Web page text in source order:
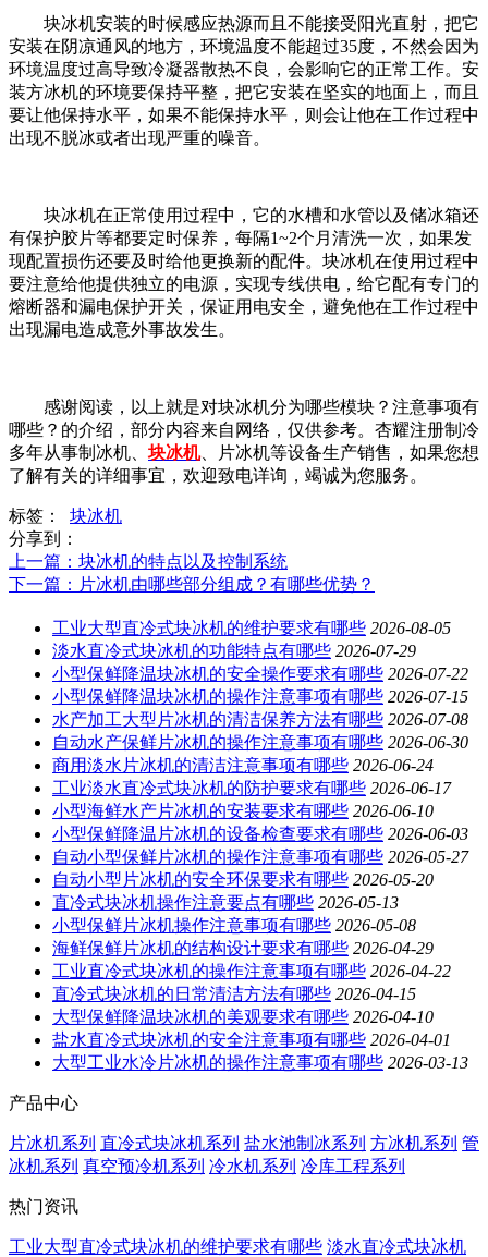
块冰机安装的时候感应热源而且不能接受阳光直射，把它
安装在阴凉通风的地方，环境温度不能超过35度，不然会因为
环境温度过高导致冷凝器散热不良，会影响它的正常工作。安
装方冰机的环境要保持平整，把它安装在坚实的地面上，而且
要让他保持水平，如果不能保持水平，则会让他在工作过程中
出现不脱冰或者出现严重的噪音。
块冰机在正常使用过程中，它的水槽和水管以及储冰箱还
有保护胶片等都要定时保养，每隔1~2个月清洗一次，如果发
现配置损伤还要及时给他更换新的配件。块冰机在使用过程中
要注意给他提供独立的电源，实现专线供电，给它配有专门的
熔断器和漏电保护开关，保证用电安全，避免他在工作过程中
出现漏电造成意外事故发生。
感谢阅读，以上就是对块冰机分为哪些模块？注意事项有
哪些？的介绍，部分内容来自网络，仅供参考。杏耀注册制冷
多年从事制冰机、 块冰机、片冰机等设备生产销售，如果您想
了解有关的详细事宜，欢迎致电详询，竭诚为您服务。
标签： 块冰机
分享到：
上一篇 ：块冰机的特点以及控制系统
下一篇 ：片冰机由哪些部分组成？有哪些优势？
工业大型直冷式块冰机的维护要求有哪些 2026-08-05
淡水直冷式块冰机的功能特点有哪些 2026-07-29
小型保鲜降温块冰机的安全操作要求有哪些 2026-07-22
小型保鲜降温块冰机的操作注意事项有哪些 2026-07-15
水产加工大型片冰机的清洁保养方法有哪些 2026-07-08
自动水产保鲜片冰机的操作注意事项有哪些 2026-06-30
商用淡水片冰机的清洁注意事项有哪些 2026-06-24
工业淡水直冷式块冰机的防护要求有哪些 2026-06-17
小型海鲜水产片冰机的安装要求有哪些 2026-06-10
小型保鲜降温片冰机的设备检查要求有哪些 2026-06-03
自动小型保鲜片冰机的操作注意事项有哪些 2026-05-27
自动小型片冰机的安全环保要求有哪些 2026-05-20
直冷式块冰机操作注意要点有哪些 2026-05-13
小型保鲜片冰机操作注意事项有哪些 2026-05-08
海鲜保鲜片冰机的结构设计要求有哪些 2026-04-29
工业直冷式块冰机的操作注意事项有哪些 2026-04-22
直冷式块冰机的日常清洁方法有哪些 2026-04-15
大型保鲜降温块冰机的美观要求有哪些 2026-04-10
盐水直冷式块冰机的安全注意事项有哪些 2026-04-01
大型工业水冷片冰机的操作注意事项有哪些 2026-03-13
产品中心
片冰机系列 直冷式块冰机系列 盐水池制冰系列 方冰机系列 管
冰机系列 真空预冷机系列 冷水机系列 冷库工程系列
热门资讯
工业大型直冷式块冰机的维护要求有哪些 淡水直冷式块冰机